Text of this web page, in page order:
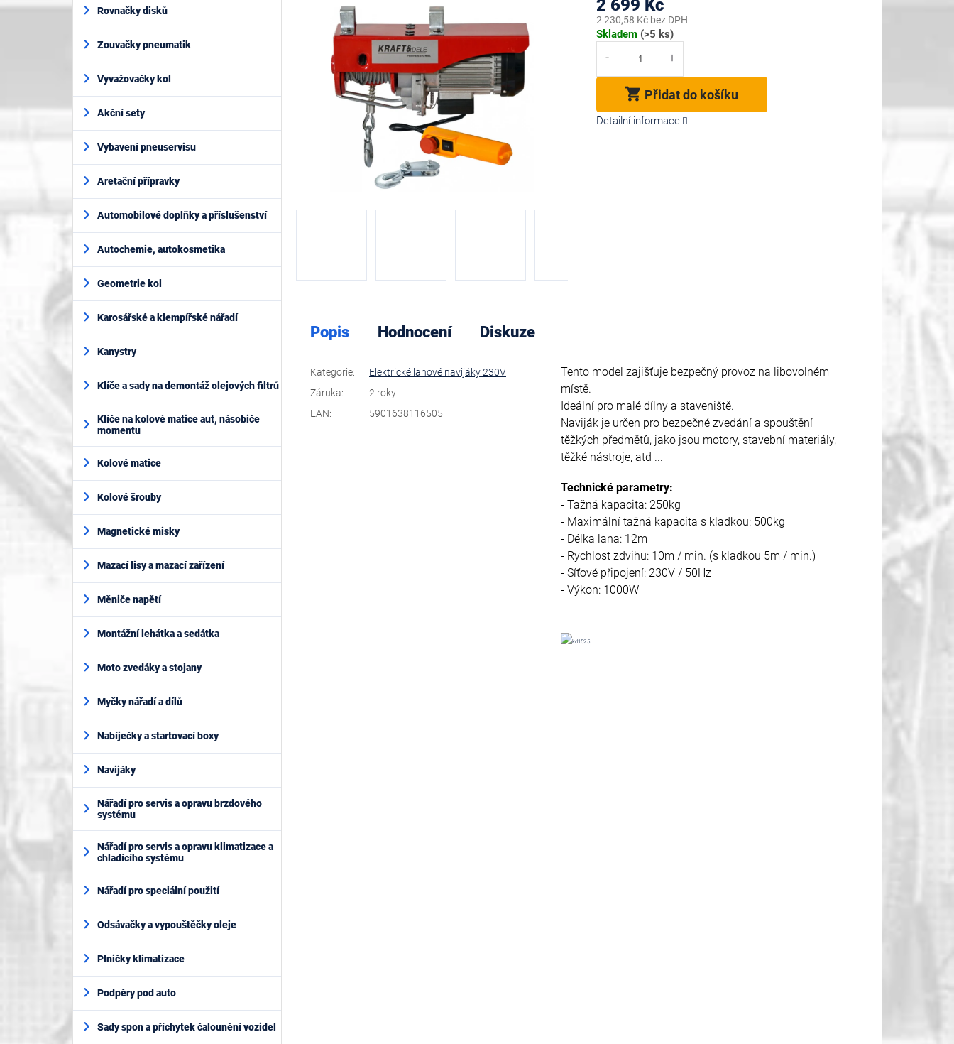
í
e
Rovnačky disků
Zouvačky pneumatik
Vyvažovačky kol
Akční sety
Vybavení pneuservisu
Aretační přípravky
Automobilové doplňky a příslušenství
Autochemie, autokosmetika
Geometrie kol
Karosářské a klempířské nářadí
Kanystry
Klíče a sady na demontáž olejových filtrů
Klíče na kolové matice aut, násobiče
momentu
Kolové matice
Kolové šrouby
Magnetické misky
Mazací lisy a mazací zařízení
Měniče napětí
Montážní lehátka a sedátka
Moto zvedáky a stojany
Myčky nářadí a dílů
Nabíječky a startovací boxy
Navijáky
Nářadí pro servis a opravu brzdového
systému
Nářadí pro servis a opravu klimatizace a
chladícího systému
Nářadí pro speciální použití
Odsávačky a vypouštěčky oleje
Plničky klimatizace
Podpěry pod auto
Sady spon a příchytek čalounění vozidel
hvězdiček.
2 699 Kč
2 230,58 Kč bez DPH
Měrná
Skladem (>5 ks)
Přidat do košíku
Detailní informace
Popis Hodnocení Diskuze
Tento model zajišťuje bezpečný provoz na libovolném
místě.
Ideální pro malé dílny a staveniště.
Naviják je určen pro bezpečné zvedání a spouštění
těžkých předmětů, jako jsou motory, stavební materiály,
těžké nástroje, atd ...
Technické parametry:
- Tažná kapacita: 250kg
- Maximální tažná kapacita s kladkou: 500kg
- Délka lana: 12m
- Rychlost zdvihu: 10m / min. (s kladkou 5m / min.)
- Síťové připojení: 230V / 50Hz
- Výkon: 1000W
Kategorie:
Elektrické lanové navijáky 230V
Záruka:
2 roky
EAN: 5901638116505